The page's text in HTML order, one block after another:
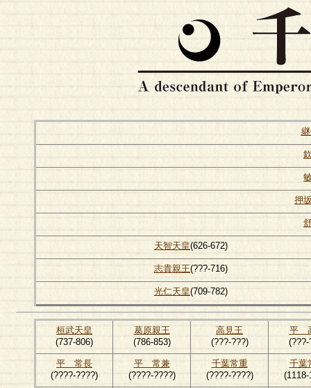
押
天智天皇(626-672)
志貴親王(???-716)
光仁天皇(709-782)
桓武天皇
(737-806)
葛原親王
(786-853)
高見王
(???-???)
平
(???-
平 常長
(????-????)
平 常兼
(????-????)
千葉常重
(????-????)
千葉
(1118-